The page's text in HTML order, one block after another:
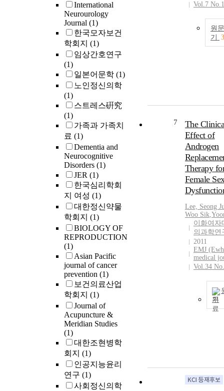
International
Neurourology
Journal (1)
한국모자보건
학회지 (1)
임상간호연구
(1)
일본어문학 (1)
노인정신의학
(1)
스트레스硏究
(1)
가족과 가족치
료 (1)
Dementia and
Neurocognitive
Disorders (1)
JER (1)
한국심리학회
지 여성 (1)
대한정신약물
학회지 (1)
BIOLOGY OF
REPRODUCTION
(1)
Asian Pacific
journal of cancer
prevention (1)
보건의료산업
학회지 (1)
Journal of
Acupuncture &
Meridian Studies
(1)
대한조현병학
회지 (1)
인공지능윤리
연구 (1)
사회정신의학
Vol.7 No.1
원
기
3
7
The
Effect of
Androgen
Therapy
Female
Lee, Seong
Woo Sik,
이화여자
의과학연
2011
EMJ
medical
Vol.34
기